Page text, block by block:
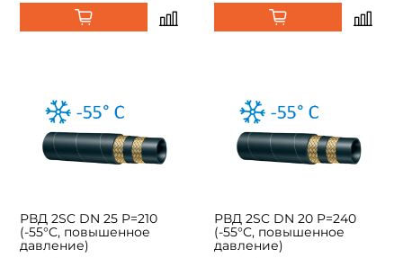
РВД 2SC DN 25 P=210
(-55°C, повышенное
давление)
РВД 2SC DN 20 P=240
(-55°C, повышенное
давление)